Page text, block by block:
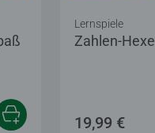
4,9 von 5 Sternen.
Zahlen-Hexe
Lernspiele
19,99 €